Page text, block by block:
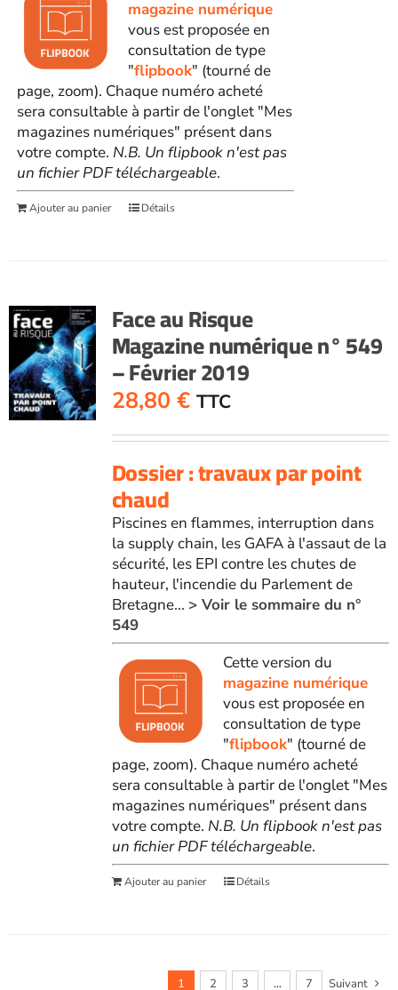
magazine numérique
vous est proposée en
consultation de type
"flipbook" (tourné de
page, zoom). Chaque numéro acheté
sera consultable à partir de l'onglet "Mes
magazines numériques" présent dans
votre compte. N.B. Un flipbook n'est pas
un fichier PDF téléchargeable.
Ajouter au panier Détails
Face au Risque
Magazine numérique n° 549
– Février 2019
28,80 € TTC
Dossier : travaux par point
chaud
Piscines en flammes, interruption dans
la supply chain, les GAFA à l'assaut de la
sécurité, les EPI contre les chutes de
hauteur, l'incendie du Parlement de
Bretagne... > Voir le sommaire du n°
549
Cette version du
magazine numérique
vous est proposée en
consultation de type
"flipbook" (tourné de
page, zoom). Chaque numéro acheté
sera consultable à partir de l'onglet "Mes
magazines numériques" présent dans
votre compte. N.B. Un flipbook n'est pas
un fichier PDF téléchargeable.
Ajouter au panier Détails
1 2 3 … 7 Suivant